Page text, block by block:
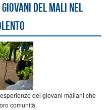
giovani del Mali nel
dei giovani maliani che
comunità.